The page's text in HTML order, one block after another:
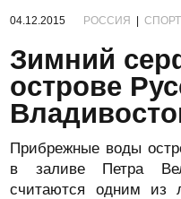
04.12.2015 РОССИЯ |СПОРТ
Зимний
острове
Прибрежные воды
в заливе Петра
считаются одним из